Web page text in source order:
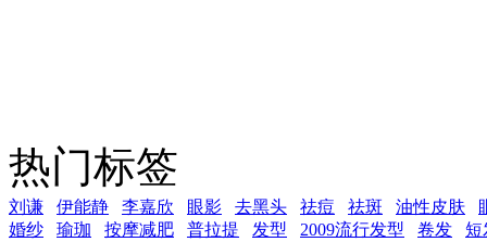
热门标签
刘谦 伊能静 李嘉欣 眼影 去黑头 祛痘 祛斑 油性皮肤
婚纱
瑜珈 按摩减肥 普拉提 发型 2009流行发型 卷发
短